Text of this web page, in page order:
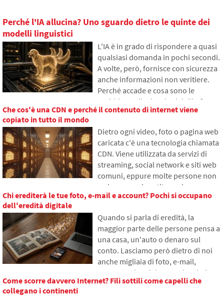
Perché l'IA allucina? Uno sguardo dietro le quinte dei
modelli linguistici
L'IA è in grado di rispondere a quasi
qualsiasi domanda in pochi secondi.
A volte, però, fornisce con sicurezza
anche informazioni non veritiere.
Perché accade e cosa sono le
cosiddette allucinazioni dell'IA?
Nell'articolo spiegheremo come
linguistici, perché a volte generano
risposte false e come i
programmatori cercano di ridurre
gradualmente questo problema.
Che cos'è una CDN e perché il contenuto di internet viene
copiato in tutto il mondo
Dietro ogni video, foto o pagina web
caricata c'è una tecnologia chiamata
CDN. Viene utilizzata da servizi di
streaming, social network e siti web
comuni, eppure molte persone non
ne hanno mai sentito parlare.
Nell'articolo spiegheremo cosa
funziona, perché il contenuto di
internet viene salvato in diverse parti
del mondo e perché senza essa
l'internet odierno difficilmente
funzionerebbe.
Chi erediterà le tue foto, e-mail e account? Pochi si occupano
dell'eredità digitale
Quando si parla di eredità, la
maggior parte delle persone pensa a
una casa, un'auto o denaro sul
conto. Lasciamo però dietro di noi
anche migliaia di foto, e-mail,
account sui social network o dati
salvati nel cloud. Cosa accadrà loro
Come scorre davvero Internet? Fili sottili come capelli che
collegano i continenti